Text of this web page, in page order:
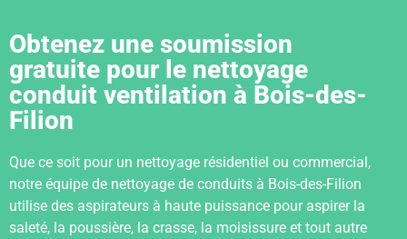
Obtenez une soumission
gratuite pour le nettoyage
conduit ventilation à Bois-des-
Filion
Que ce soit pour un nettoyage résidentiel ou commercial,
notre équipe de nettoyage de conduits à Bois-des-Filion
utilise des aspirateurs à haute puissance pour aspirer la
saleté, la poussière, la crasse, la moisissure et tout autre